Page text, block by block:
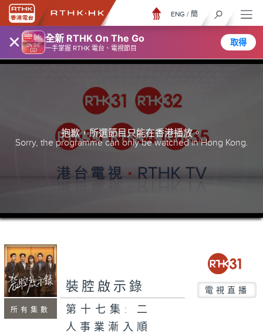
× 全新 RTHK On The Go
一手掌握 RTHK 電台、電視節目
取得
ENG / 簡
抱歉，所選節目只能在香港播放。
Sorry, the programme can only be watched in Hong Kong.
所有集數
裝腔啟示錄 電視直播
第十七集: 二
人事業漸入順